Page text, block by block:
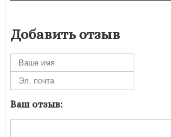
Добавить отзыв
Ваш отзыв: